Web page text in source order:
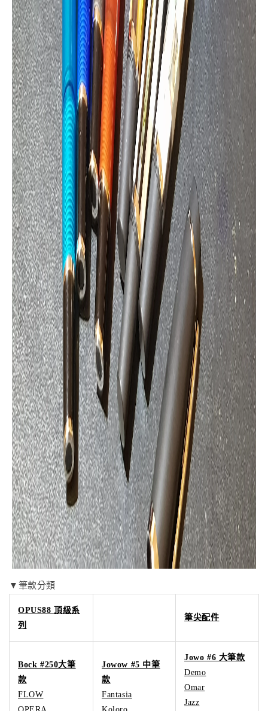
OPUS88 頂級系
列
筆尖配件
Bock #250大筆
款
FLOW
Jowow #5 中筆
款
Fantasia
Jowo #6 大筆款
Demo
Omar
Jazz
▼筆款分類